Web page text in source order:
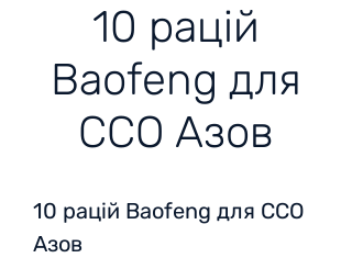
10 рацій
Baofeng для
ССО Азов
10 рацій Baofeng для ССО
Азов